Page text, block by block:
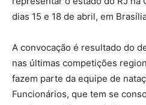
dias 15 e 18 de abril, em
A convocação é resultado do
nas últimas competições
fazem parte da equipe de
Funcionários, que tem se